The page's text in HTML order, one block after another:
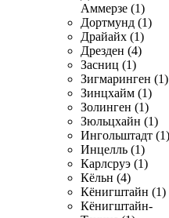
Аммерзе (1)
Дортмунд (1)
Драйайх (1)
Дрезден (4)
Засниц (1)
Зигмаринген (1)
Зинцхайм (1)
Золинген (1)
Зюльцхайн (1)
Ингольштадт (1)
Инцелль (1)
Карлсруэ (1)
Кёльн (4)
Кёнигштайн (1)
Кёнигштайн-